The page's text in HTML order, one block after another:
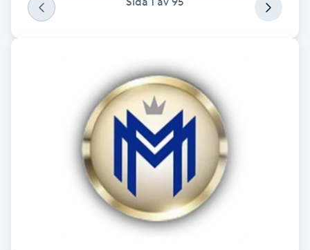
Funktionsanalys
Färgning